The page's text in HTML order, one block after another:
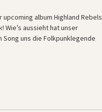
upcoming album Highland Rebels
Wie’s aussieht hat unser
uns die Folkpunklegende